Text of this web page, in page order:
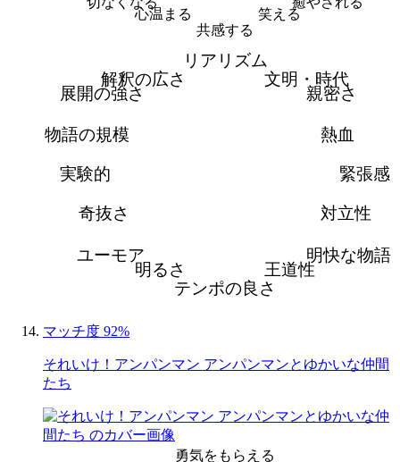
笑える
共感する
心温まる
リアリズム
文明・時代
親密さ
熱血
緊張感
対立性
明快な物語
王道性
テンポの良さ
明るさ
ユーモア
奇抜さ
実験的
物語の規模
展開の強さ
解釈の広さ
マッチ度 92%
それいけ！アンパンマン アンパンマンとゆかいな仲間
たち
勇気をもらえる